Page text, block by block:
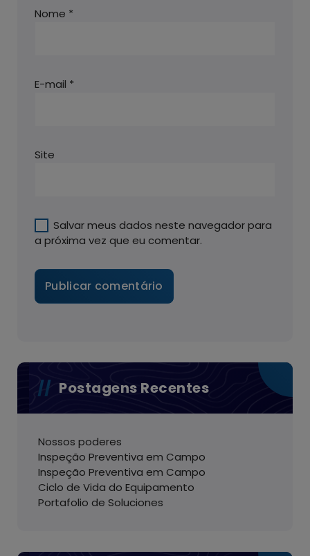
Nome *
E-mail *
Site
Salvar meus dados neste navegador para
a próxima vez que eu comentar.
Postagens Recentes
Nossos poderes
Inspeção Preventiva em Campo
Inspeção Preventiva em Campo
Ciclo de Vida do Equipamento
Portafolio de Soluciones